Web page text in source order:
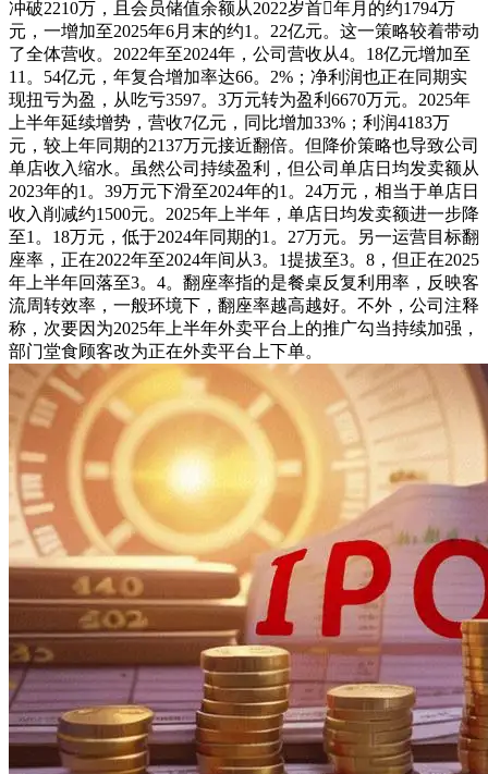
冲破2210万，且会员储值余额从2022岁首年月的约1794万
元，一增加至2025年6月末的约1。22亿元。这一策略较着带动
了全体营收。2022年至2024年，公司营收从4。18亿元增加至
11。54亿元，年复合增加率达66。2%；净利润也正在同期实
现扭亏为盈，从吃亏3597。3万元转为盈利6670万元。2025年
上半年延续增势，营收7亿元，同比增加33%；利润4183万
元，较上年同期的2137万元接近翻倍。但降价策略也导致公司
单店收入缩水。虽然公司持续盈利，但公司单店日均发卖额从
2023年的1。39万元下滑至2024年的1。24万元，相当于单店日
收入削减约1500元。2025年上半年，单店日均发卖额进一步降
至1。18万元，低于2024年同期的1。27万元。另一运营目标翻
座率，正在2022年至2024年间从3。1提拔至3。8，但正在2025
年上半年回落至3。4。翻座率指的是餐桌反复利用率，反映客
流周转效率，一般环境下，翻座率越高越好。不外，公司注释
称，次要因为2025年上半年外卖平台上的推广勾当持续加强，
部门堂食顾客改为正在外卖平台上下单。